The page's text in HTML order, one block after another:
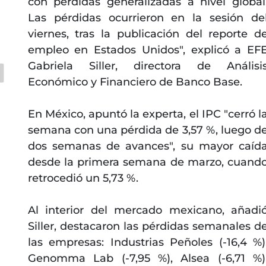
Las pérdidas ocurrieron en la sesión
viernes, tras la publicación del reporte
empleo en Estados Unidos", explicó a
Gabriela Siller, directora de
Económico y Financiero de Banco Base.
En México, apuntó la experta, el IPC "cerró
semana con una pérdida de 3,57 %, luego
dos semanas de avances", su mayor
desde la primera semana de marzo,
retrocedió un 5,73 %.
Al interior del mercado mexicano,
Siller, destacaron las pérdidas semanales
las empresas: Industrias Peñoles (-16,4
Genomma Lab (-7,95 %), Alsea (-6,71